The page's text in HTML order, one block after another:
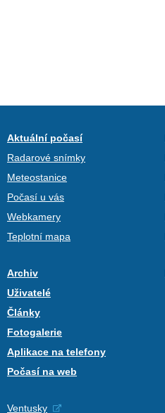
Aktuální počasí
Radarové snímky
Meteostanice
Počasí u vás
Webkamery
Teplotní mapa
Archiv
Uživatelé
Články
Fotogalerie
Aplikace na telefony
Počasí na web
Ventusky